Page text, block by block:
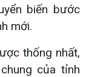
biến bước
mới.
thống nhất,
của tỉnh